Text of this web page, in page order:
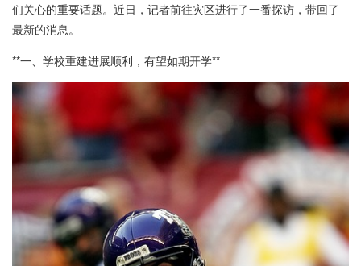
们关心的重要话题。近日，记者前往灾区进行了一番探访，带回了
最新的消息。
**一、学校重建进展顺利，有望如期开学**